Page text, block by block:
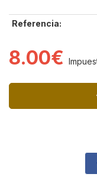
Referencia:
8.00€